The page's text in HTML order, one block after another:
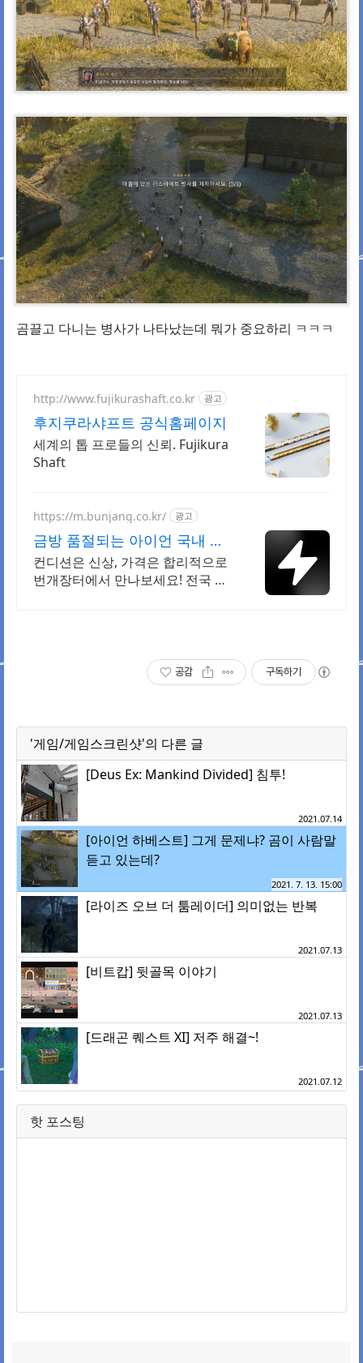
곰끌고 다니는 병사가 나타났는데 뭐가 중요하리 ㅋㅋㅋ
http://www.fujikurashaft.co.kr 광고
후지쿠라샤프트 공식홈페이지
세계의 톱 프로들의 신뢰. Fujikura
Shaft
https://m.bunjang.co.kr/ 광고
금방 품절되는 아이언 국내 최
대 브랜드 중고거래
컨디션은 신상, 가격은 합리적으로
번개장터에서 만나보세요! 전국 각
공감 구독하기
'게임/게임스크린샷'의 다른 글
[Deus Ex: Mankind Divided] 침투!
2021.07.14
[아이언 하베스트] 그게 문제냐? 곰이 사람말
듣고 있는데?
2021. 7. 13. 15:00
[라이즈 오브 더 툼레이더] 의미없는 반복
2021.07.13
[비트캅] 뒷골목 이야기
2021.07.13
[드래곤 퀘스트 XI] 저주 해결~!
2021.07.12
핫 포스팅